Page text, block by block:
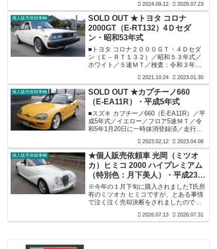
ていただきました。※2008年販売当時の
画像 ⇩■そして年月が経過し、当時仕様
からは見違えるほど進化したハコスカと
なり今日に至っています。その仕様概略
を下記にご紹介させていただきます。
■L28エンジン〔N42ブロック＆ヘッ
ド〕・フルOH後搭載（公認取得済み）／
ソレックス44φ・藤壷ステンタコ足＆ステ
ンデュアルマフラー／３...
2024.09.12 2025.07.23
個人販売依頼車輌
SOLD OUT ★トヨタ コロナ
2000GT（E-RT132）4Ｄセダ
ン・昭和53年式
■トヨタ コロナ２０００ＧＴ・４Ｄセダ
ン（Ｅ－ＲＴ１３２）／昭和５３年式／
ホワイト／５速ＭＴ／検査：令和３年１
備：内外装共上質／各機関良好（エアコ
ンもガス注入で１シーズンＯＫ）／パワ
ステ装備／ツインカムエンジン１８Ｒ
Ｇ・キャブＯＥＲ４５φ装備（ガス検兼レ
ポート付）／ミッションは３速に少し引
っ掛かり有り（走行時に全く支障無し）
／足回り前後カヤバショック・（Ｆ）ズ
前後ワタナベ１４インチ（Ｆ）７Ｊ・
（Ｒ）７.５...
2021.10.24 2023.01.30
個人販売依頼車輌
SOLD OUT ★カプチーノ660
（E-EA11R）・平成5年式
■スズキ カプチーノ660（E-EA11R）／平
成5年式／イエロー／フロア5速ＭＴ／令
和5年1月20日に一時抹消登録済／走行：
／各機関良好（エアコンのみ不良で作動
したりしなかったりの状態）／検査時に
オイル関連(エンジン・ミッション・デ
フ・ブレーキ)は入れ替え済みで今まで約
2,000ｋｍ走行／タイミングベルト15万
km時に交換／ステン社外マフラー／足回
り前後RS-Rダウンサス新装備・（Ｒ）ス
ズキスポーツショック／15インチOZホイ
ー...
2023.02.12 2023.04.08
個人販売依頼車輌
★個人販売依頼車 光岡（ミツオ
カ）ヒミコ 2000 ハイプレミアム
（特別色：月下美人）・平成23年
式をいかがですか。
※今年の１月下旬に購入されましたT氏所
有のミツオカ ヒミコですが、とある事情
で泣く泣く売却決断をされましたのでご
カ）ヒミコ 2000 ハイプレミアム／平成
2026.07.13 2026.07.31